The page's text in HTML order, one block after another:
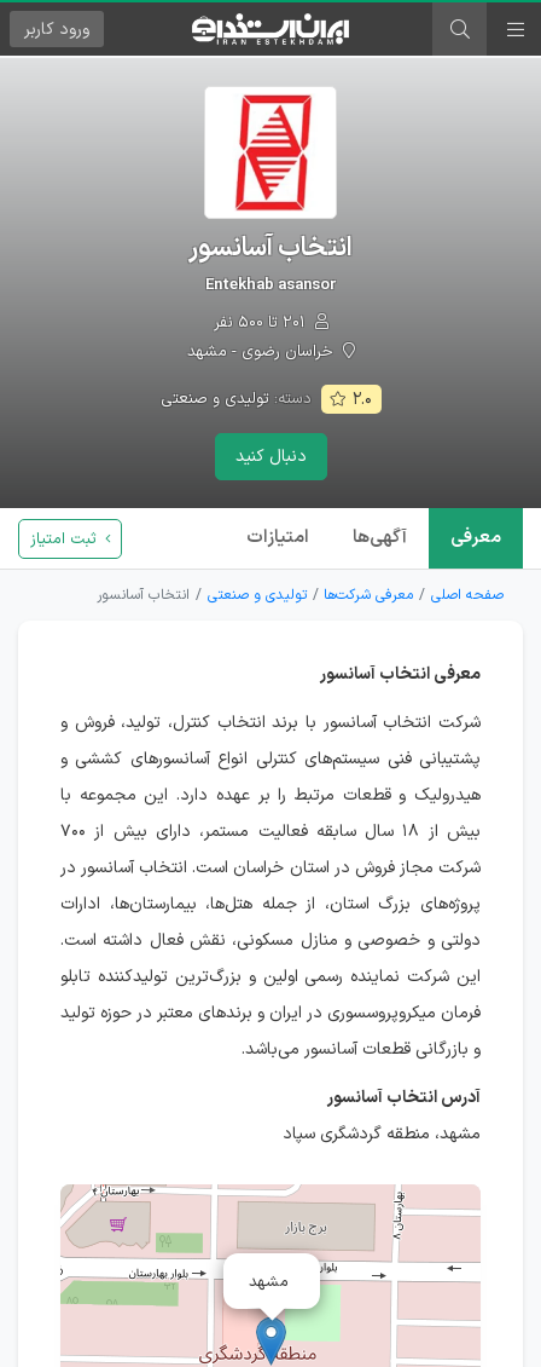
ورود کاربر
انتخاب آسانسور
Entekhab asansor
خراسان رضوی - مشهد
۲.۰ دسته:تولیدی و صنعتی
دنبال کنید
معرفی آگهی‌ها امتیازات ثبت امتیاز
صفحه اصلی معرفی شرکت‌ها تولیدی و صنعتی انتخاب آسانسور
معرفی انتخاب آسانسور
شرکت انتخاب آسانسور با برند انتخاب کنترل، تولید، فروش و
پشتیبانی فنی سیستم‌های کنترلی انواع آسانسورهای کششی و
هیدرولیک و قطعات مرتبط را بر عهده دارد. این مجموعه با
بیش از ۱۸ سال سابقه فعالیت مستمر، دارای بیش از ۷۰۰
شرکت مجاز فروش در استان خراسان است. انتخاب آسانسور در
پروژه‌های بزرگ استان، از جمله هتل‌ها، بیمارستان‌ها، ادارات
دولتی و خصوصی و منازل مسکونی، نقش فعال داشته است.
این شرکت نماینده رسمی اولین و بزرگ‌ترین تولیدکننده تابلو
فرمان میکروپروسسوری در ایران و برندهای معتبر در حوزه تولید
و بازرگانی قطعات آسانسور می‌باشد.
آدرس انتخاب آسانسور
مشهد، منطقه گردشگری سپاد
مشهد